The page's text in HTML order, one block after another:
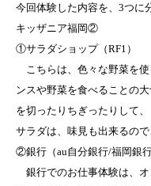
今回体験した内容を、3つに
キッザニア福岡②
①サラダショップ（RF1）
こちらは、色々な野菜を
ンスや野菜を食べることの
を切ったりちぎったりして
サラダは、味見も出来るの
②銀行（au自分銀行/福岡銀行
銀行でのお仕事体験は、